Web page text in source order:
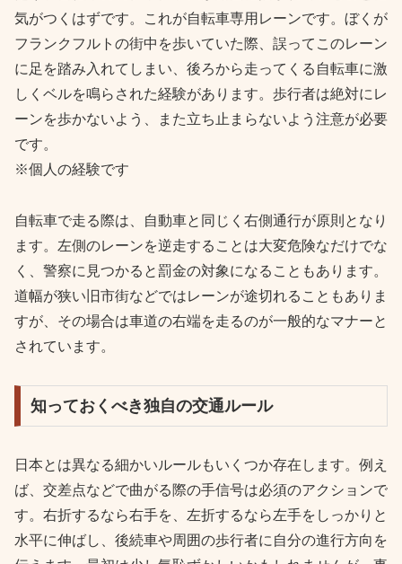
気がつくはずです。これが自転車専用レーンです。ぼくが
フランクフルトの街中を歩いていた際、誤ってこのレーン
に足を踏み入れてしまい、後ろから走ってくる自転車に激
しくベルを鳴らされた経験があります。歩行者は絶対にレ
ーンを歩かないよう、また立ち止まらないよう注意が必要
です。
※個人の経験です
自転車で走る際は、自動車と同じく右側通行が原則となり
ます。左側のレーンを逆走することは大変危険なだけでな
く、警察に見つかると罰金の対象になることもあります。
道幅が狭い旧市街などではレーンが途切れることもありま
すが、その場合は車道の右端を走るのが一般的なマナーと
されています。
知っておくべき独自の交通ルール
日本とは異なる細かいルールもいくつか存在します。例え
ば、交差点などで曲がる際の手信号は必須のアクションで
す。右折するなら右手を、左折するなら左手をしっかりと
水平に伸ばし、後続車や周囲の歩行者に自分の進行方向を